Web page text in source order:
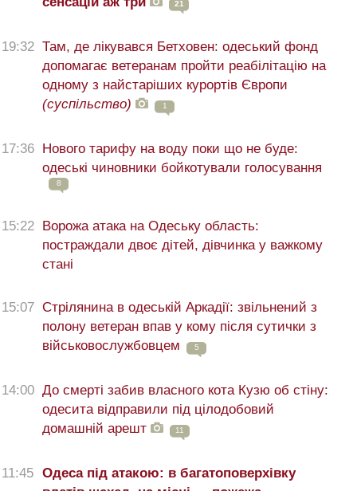
21
19:32 Там, де лікувався Бетховен: одеський фонд
допомагає ветеранам пройти реабілітацію на
одному з найстаріших курортів Європи
(суспільство)
1
17:36 Нового тарифу на воду поки що не буде:
одеські чиновники бойкотували голосування
8
15:22 Ворожа атака на Одеську область:
постраждали двоє дітей, дівчинка у важкому
стані
15:07 Стрілянина в одеській Аркадії: звільнений з
полону ветеран впав у кому після сутички з
військовослужбовцем
5
14:00 До смерті забив власного кота Кузю об стіну:
одесита відправили під цілодобовий
домашній арешт
11
11:45 Одеса під атакою: в багатоповерхівку